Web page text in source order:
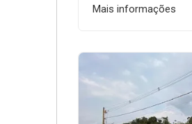
Mais informações